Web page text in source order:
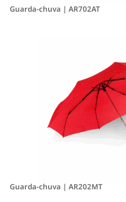
Guarda-chuva | AR702AT
Guarda-chuva | AR202MT